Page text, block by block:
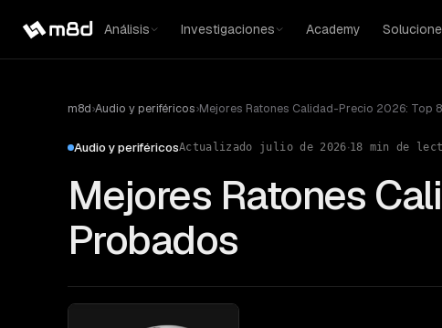
Análisis Investigaciones Academy
m8d›Audio y periféricos›Mejores Ratones Calidad-Precio 2026: Top
Audio y periféricosActualizado julio de 2026·18 min de
Mejores Ratones
Probados